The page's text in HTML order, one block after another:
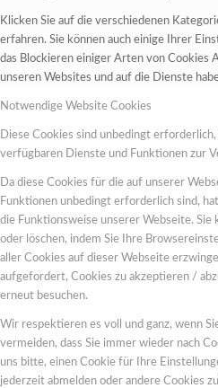
Klicken Sie auf die verschiedenen
erfahren. Sie können auch einige Ihrer
das Blockieren einiger Arten von Cookies
unseren Websites und auf die Dienste
Notwendige Website Cookies
Diese Cookies sind unbedingt
verfügbaren Dienste und Funktionen zur
Da diese Cookies für die auf unserer
Funktionen unbedingt erforderlich sind,
die Funktionsweise unserer Webseite.
oder löschen, indem Sie Ihre
aller Cookies auf dieser Webseite
aufgefordert, Cookies zu akzeptieren /
erneut besuchen.
Wir respektieren es voll und ganz, wenn
vermeiden, dass Sie immer wieder nach
uns bitte, einen Cookie für Ihre
jederzeit abmelden oder andere Cookies